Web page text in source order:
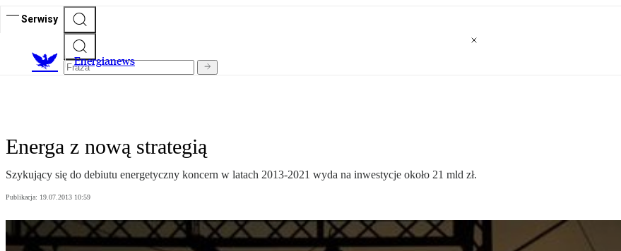
Serwisy
Energianews
Energa z nową strategią
Szykujący się do debiutu energetyczny koncern w latach 2013-2021 wyda na inwestycje około 21 mld zł.
Publikacja: 19.07.2013 10:59